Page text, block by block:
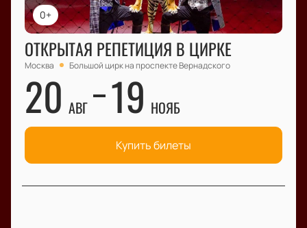
0+
ОТКРЫТАЯ РЕПЕТИЦИЯ В ЦИРКЕ
Москва Большой цирк на проспекте Вернадского
20 АВГ 19 НОЯБ
Купить билеты